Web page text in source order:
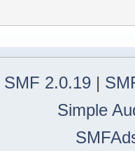
SMF 2.0.19 |
Simple